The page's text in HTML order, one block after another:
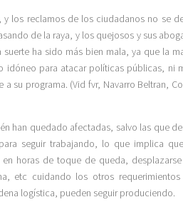
los reclamos de los ciudadanos no se
de la raya, y los quejosos y sus
ha sido más bien mala, ya que la
idóneo para atacar políticas públicas, ni
su programa. (Vid fvr, Navarro Beltran,
han quedado afectadas, salvo las que
seguir trabajando, lo que implica
horas de toque de queda,
etc cuidando los otros
logística, pueden seguir produciendo.